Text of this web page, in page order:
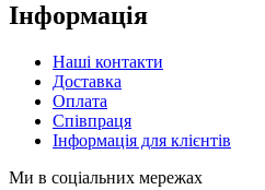
Інформація
Наші контакти
Доставка
Оплата
Співпраця
Інформація для клієнтів
Ми в соціальних мережах